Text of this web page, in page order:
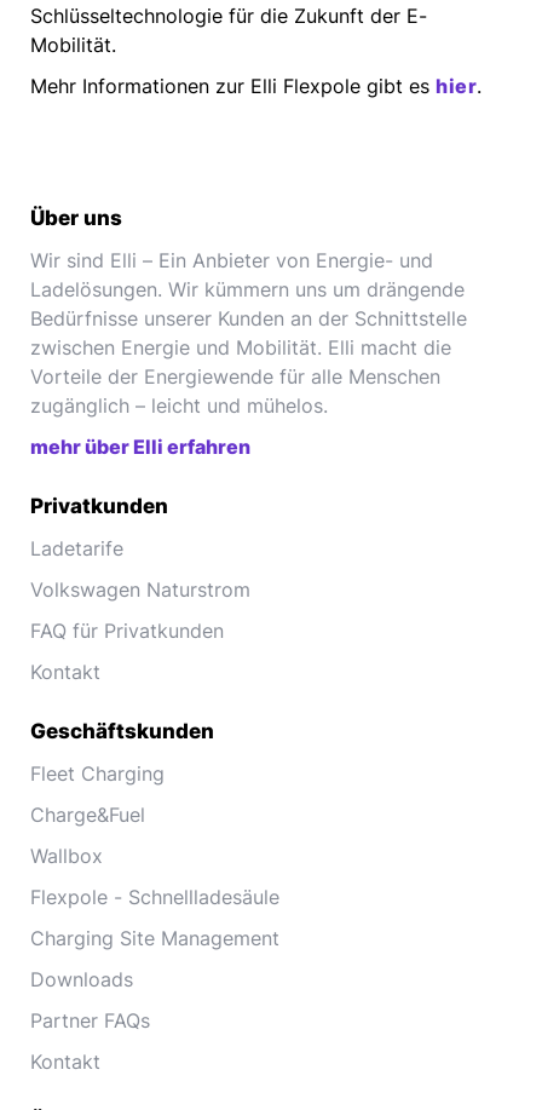
Schlüsseltechnologie für die Zukunft der E-
Mobilität.
Mehr Informationen zur Elli Flexpole gibt es hier.
Über uns
Wir sind Elli – Ein Anbieter von Energie- und
Ladelösungen. Wir kümmern uns um drängende
Bedürfnisse unserer Kunden an der Schnittstelle
zwischen Energie und Mobilität. Elli macht die
Vorteile der Energiewende für alle Menschen
zugänglich – leicht und mühelos.
mehr über Elli erfahren
Privatkunden
Ladetarife
Volkswagen Naturstrom
FAQ für Privatkunden
Kontakt
Geschäftskunden
Fleet Charging
Charge&Fuel
Wallbox
Flexpole - Schnellladesäule
Charging Site Management
Downloads
Partner FAQs
Kontakt